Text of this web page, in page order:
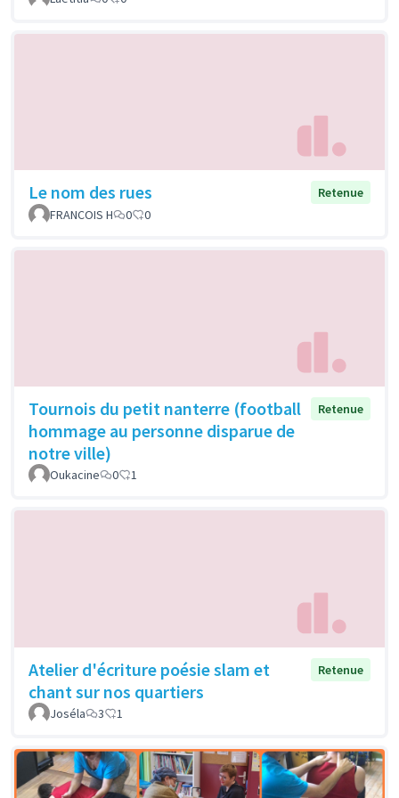
Le nom des rues
Retenue
FRANCOIS H
0 0
Tournois du petit nanterre (football
hommage au personne disparue de
notre ville)
Retenue
Oukacine 0 1
Atelier d'écriture poésie slam et
chant sur nos quartiers
Retenue
Joséla 3 1